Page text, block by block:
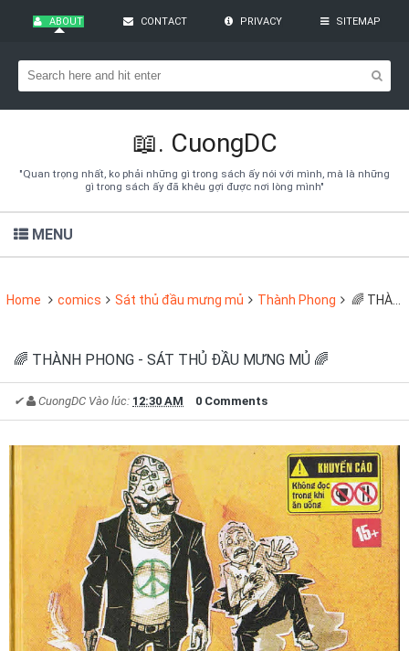
ABOUT CONTACT PRIVACY SITEMAP
📖. CuongDC
"Quan trọng nhất, ko phải những gì trong sách ấy nói với mình, mà là những
gì trong sách ấy đã khêu gợi được nơi lòng mình"
MENU
Home comics Sát thủ đầu mưng mủ Thành Phong 🌈 THÀNH PHONG - SÁT THỦ ĐẦU MƯNG MỦ 🌈
🌈 THÀNH PHONG - SÁT THỦ ĐẦU MƯNG MỦ 🌈
✔ CuongDC Vào lúc: 12:30 AM 0 Comments
Bạn đang cần tìm kiếm gì?
Theo dõi blog qua Email
Hãy đăng kí theo dõi blog để cập nhật những thủ thuật blogger,